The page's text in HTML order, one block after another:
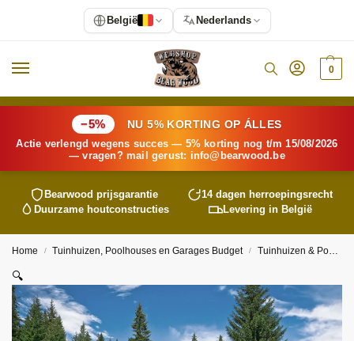
0
−5% NU 5% KORTING OP ÁLLES
Actie verlengd wegens succes — 5% korting nog t/m 15/08/2026
— vragen? mail gerust: info@ bearwood.be
Bearwood prijsgarantie
14 dagen herroepingsrecht
Duurzame houtconstructies
Levering in België
Home / Tuinhuizen, Poolhouses en Garages Budget / Tuinhuizen & Poolhouses
🔍
België Nederlands